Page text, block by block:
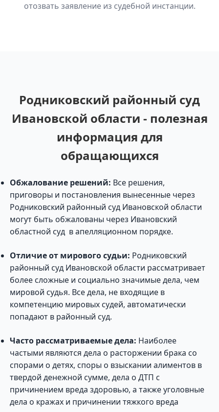
отозвать заявление из судебной инстанции.
Родниковский районный суд
Ивановской области - полезная
информация для
обращающихся
Обжалование решений: Все решения,
приговоры и постановления вынесенные через
Родниковский районный суд Ивановской области
могут быть обжалованы через Ивановский
областной суд в апелляционном порядке.
Отличие от мирового судьи: Родниковский
районный суд Ивановской области рассматривает
более сложные и социально значимые дела, чем
мировой судья. Все дела, не входящие в
компетенцию мировых судей, автоматически
попадают в районный суд.
Часто рассматриваемые дела: Наиболее
частыми являются дела о расторжении брака со
спорами о детях, споры о взыскании алиментов в
твердой денежной сумме, дела о ДТП с
причинением вреда здоровью, а также уголовные
дела о кражах и причинении тяжкого вреда